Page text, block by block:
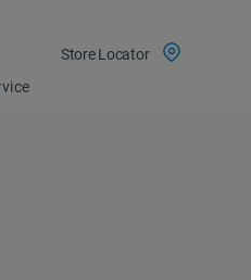
Store Locator